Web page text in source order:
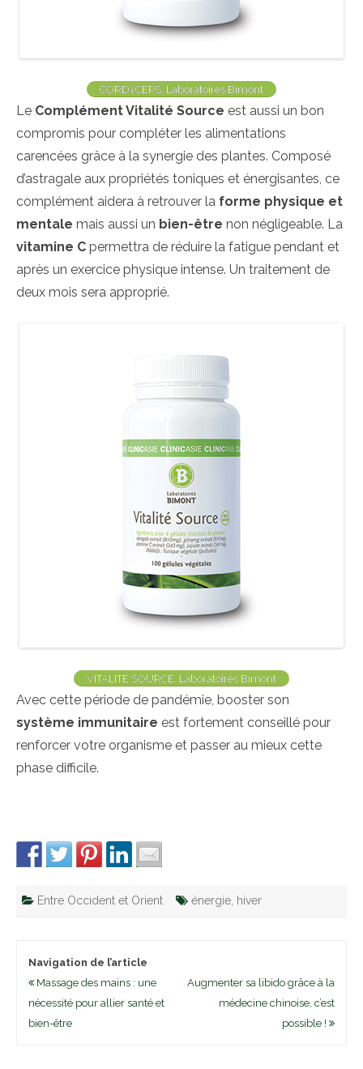
CORDYCEPS, Laboratoires Bimont
Le Complément Vitalité Source est aussi un bon
compromis pour compléter les alimentations
carencées grâce à la synergie des plantes. Composé
d’astragale aux propriétés toniques et énergisantes, ce
complément aidera à retrouver la forme physique et
mentale mais aussi un bien-être non négligeable. La
vitamine C permettra de réduire la fatigue pendant et
après un exercice physique intense. Un traitement de
deux mois sera approprié.
VITALITÉ SOURCE, Laboratoires Bimont
Avec cette période de pandémie, booster son
système immunitaire est fortement conseillé pour
renforcer votre organisme et passer au mieux cette
phase difficile.
Entre Occident et Orient énergie hiver
Navigation de l’article
Massage des mains : une
nécessité pour allier santé et
bien-être
Augmenter sa libido grâce à la
médecine chinoise, c’est
possible !